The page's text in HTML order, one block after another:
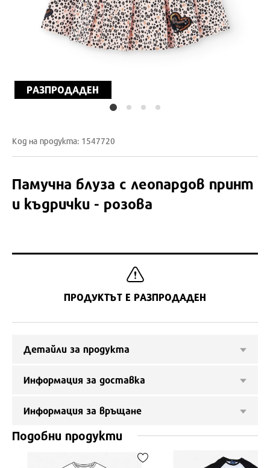
РАЗПРОДАДЕН
Код на продукта: 1547720
Памучна блуза с леопардов принт
и къдрички - розова
ПРОДУКТЪТ Е РАЗПРОДАДЕН
Детайли за продукта
Информация за доставка
Информация за връщане
Подобни продукти